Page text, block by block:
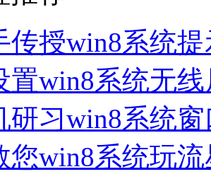
传授win8系统
置win8系统无
研习win8系统
您win8系统玩